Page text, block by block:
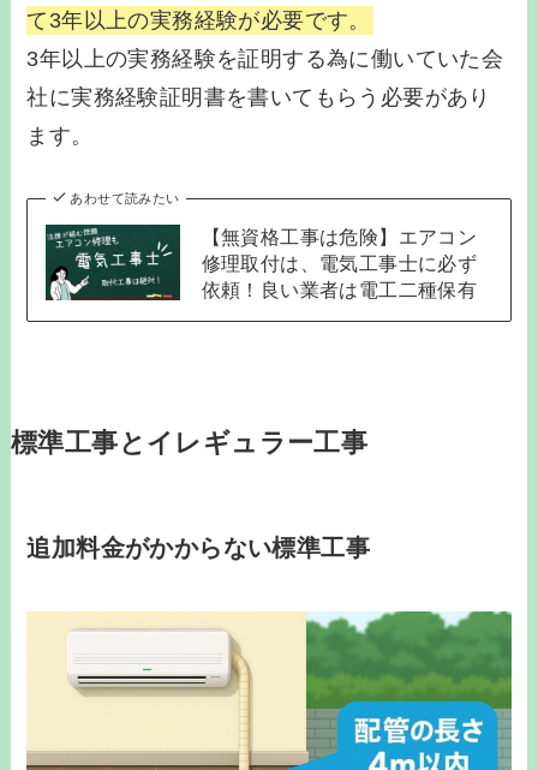
て3年以上の実務経験が必要です。
3年以上の実務経験を証明する為に働いていた会
社に実務経験証明書を書いてもらう必要があり
ます。
あわせて読みたい
【無資格工事は危険】エアコン
修理取付は、電気工事士に必ず
依頼！良い業者は電工二種保有
標準工事とイレギュラー工事
追加料金がかからない標準工事